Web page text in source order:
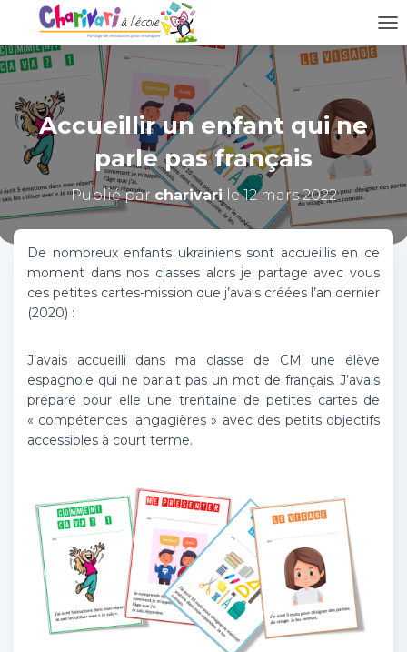
N
V
Accueillir un enfant qui ne
parle pas français
Publié par charivarile12 mars 2022
De nombreux enfants ukrainiens sont accueillis en ce
moment dans nos classes alors je partage avec vous
ces petites cartes-mission que j’avais créées l’an dernier
(2020) :
J’avais accueilli dans ma classe de CM une élève
espagnole qui ne parlait pas un mot de français. J’avais
préparé pour elle une trentaine de petites cartes de
« compétences langagières » avec des petits objectifs
accessibles à court terme.